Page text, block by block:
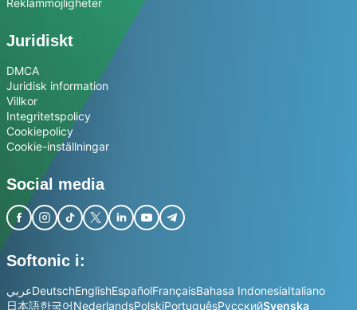
Reklammöjligheter
Juridiskt
DMCA
Juridisk information
Villkor
Integritetspolicy
Cookiepolicy
Cookie-inställningar
Social media
Softonic i:
عربيDeutschEnglishEspañolFrançaisBahasa IndonesiaItaliano
日本語한국어NederlandsPolskiPortuguêsРусскийSvenska